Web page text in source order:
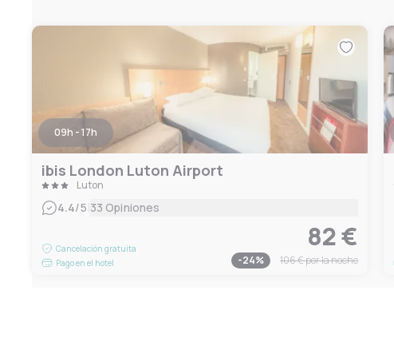
09h - 17h
ibis London Luton Airport
Luton
4.4/5 33 Opiniones
Cancelación gratuita
Pago en el hotel
82 €
-24% 106 €por la noche